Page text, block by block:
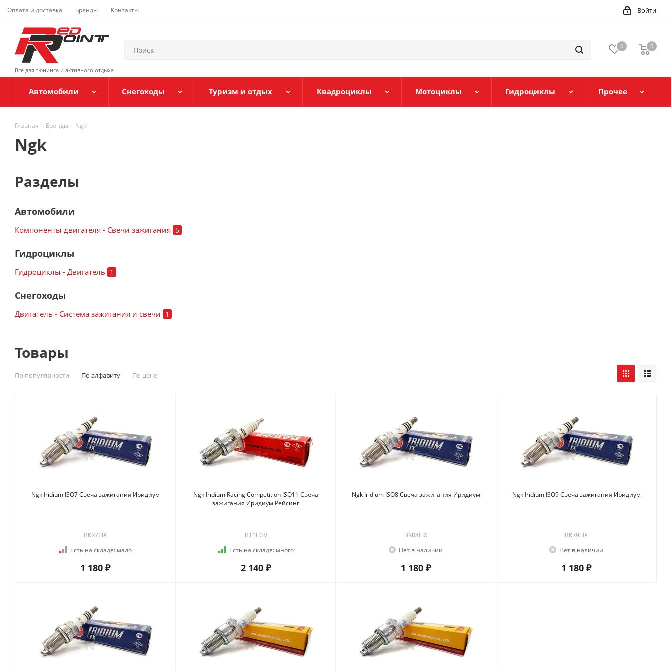
Оплата и доставка Бренды Контакты Войти
Все для тюнинга и активного отдыха
0 0
Автомобили Снегоходы Туризм и отдых Квадроциклы Мотоциклы Гидроциклы Прочее
Главная - Бренды - Ngk
Ngk
Разделы
Автомобили
Компоненты двигателя - Свечи зажигания 5
Гидроциклы
Гидроциклы - Двигатель 1
Снегоходы
Двигатель - Система зажигания и свечи 1
Товары
По популярности По алфавиту По цене
Ngk Iridium ISO7 Свеча зажигания Иридиум
BKR7EIX
Есть на складе:мало
1 180 ₽
Ngk Iridium Racing Competition ISO11 Свеча
зажигания Иридиум Рейсинг
B11EGV
Есть на складе:много
2 140 ₽
Ngk Iridium ISO8 Свеча зажигания Иридиум
BKR8EIX
Нет в наличии
1 180 ₽
Ngk Iridium ISO9 Свеча зажигания Иридиум
BKR9EIX
Нет в наличии
1 180 ₽